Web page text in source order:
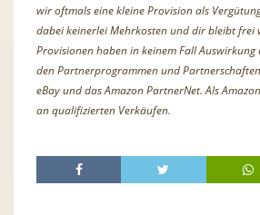
wir oftmals eine kleine Provision als
dabei keinerlei Mehrkosten und dir bleibt frei
Provisionen haben in keinem Fall Auswirkung
den Partnerprogrammen und
eBay und das Amazon PartnerNet. Als
an qualifizierten Verkäufen.